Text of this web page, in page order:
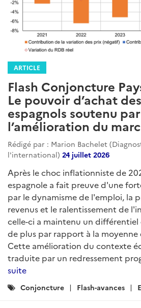
ARTICLE
Flash Conjoncture
Le pouvoir d’achat
espagnols soutenu par
l’amélioration du
Rédigé par : Marion Bachelet
l'international) 24 juillet 2026
Après le choc inflationniste de
espagnole a fait preuve d'une
par le dynamisme de l'emploi, la
revenus et le ralentissement de
celle-ci a maintenu un différentiel
de plus par rapport à la moyenne
Cette amélioration du contexte
traduite par un redressement
suite
Catégories
Conjoncture Flash-avances